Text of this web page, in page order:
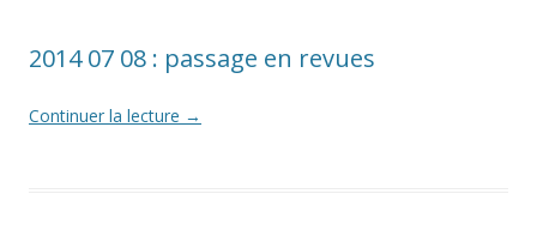
2014 07 08 : passage en revues
Continuer la lecture →